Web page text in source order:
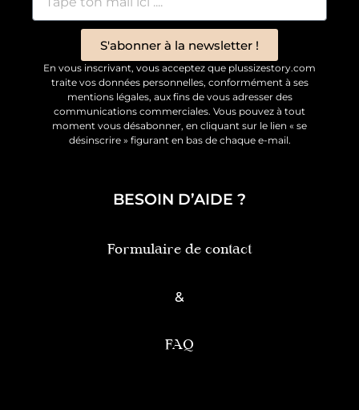
S'abonner à la newsletter !
En vous inscrivant, vous acceptez que plussizestory.com
traite vos données personnelles, conformément à ses
mentions légales, aux fins de vous adresser des
communications commerciales. Vous pouvez à tout
moment vous désabonner, en cliquant sur le lien « se
désinscrire » figurant en bas de chaque e-mail.
BESOIN D’AIDE ?
Formulaire de contact
&
FAQ